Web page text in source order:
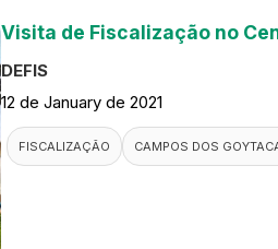
Visita de Fiscalização no
DEFIS
12 de January de 2021
FISCALIZAÇÃO CAMPOS DOS